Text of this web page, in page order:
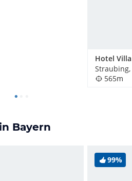
Hotel Villa
565m
Bayern
99%